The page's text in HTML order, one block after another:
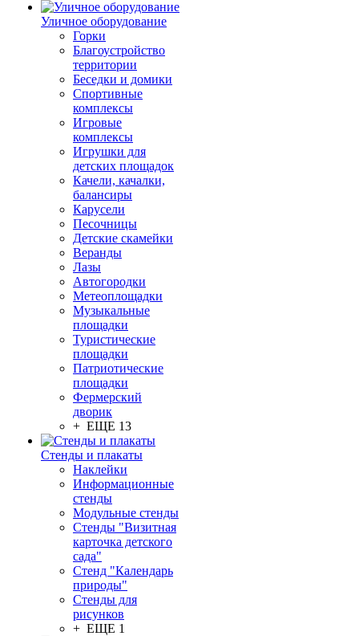
Уличное оборудование
Горки
Благоустройство
территории
Беседки и домики
Спортивные
комплексы
Игровые
комплексы
Игрушки для
детских площадок
Качели, качалки,
балансиры
Карусели
Песочницы
Детские скамейки
Веранды
Лазы
Автогородки
Метеоплощадки
Музыкальные
площадки
Туристические
площадки
Патриотические
площадки
Фермерский
дворик
+ ЕЩЕ 13
Стенды и плакаты
Наклейки
Информационные
стенды
Модульные стенды
Стенды "Визитная
карточка детского
сада"
Стенд "Календарь
природы"
Стенды для
рисунков
+ ЕЩЕ 1